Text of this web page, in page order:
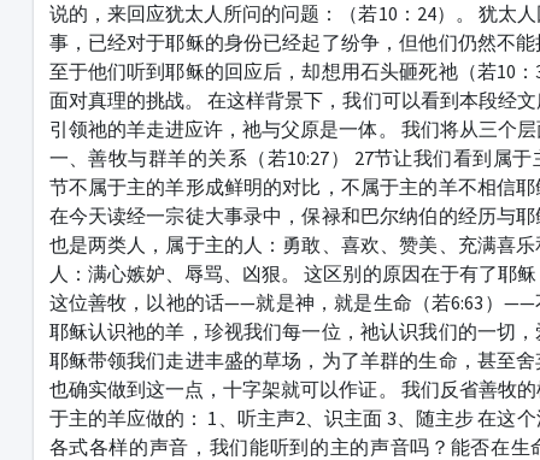
说的，来回应犹太人所问的问题：（若10：24）。 犹太
事，已经对于耶稣的身份已经起了纷争，但他们仍然不
至于他们听到耶稣的回应后，却想用石头砸死祂（若10
面对真理的挑战。 在这样背景下，我们可以看到本段经
引领祂的羊走进应许，祂与父原是一体。 我们将从三个
一、善牧与群羊的关系（若10:27） 27节让我们看到属
节不属于主的羊形成鲜明的对比，不属于主的羊不相信
在今天读经一宗徒大事录中，保禄和巴尔纳伯的经历与
也是两类人，属于主的人：勇敢、喜欢、赞美、充满喜
人：满心嫉妒、辱骂、凶狠。 这区别的原因在于有了耶
这位善牧，以祂的话——就是神，就是生命（若6:63）——
耶稣认识祂的羊，珍视我们每一位，祂认识我们的一切
耶稣带领我们走进丰盛的草场，为了羊群的生命，甚至
也确实做到这一点，十字架就可以作证。 我们反省善牧
于主的羊应做的： 1、听主声2、识主面 3、随主步 在这
各式各样的声音，我们能听到的主的声音吗？能否在生